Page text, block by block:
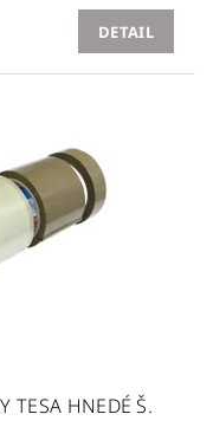
DETAIL
TESA HNEDÉ Š.